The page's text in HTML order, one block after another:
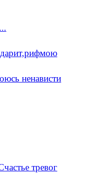
ненависти
тревог